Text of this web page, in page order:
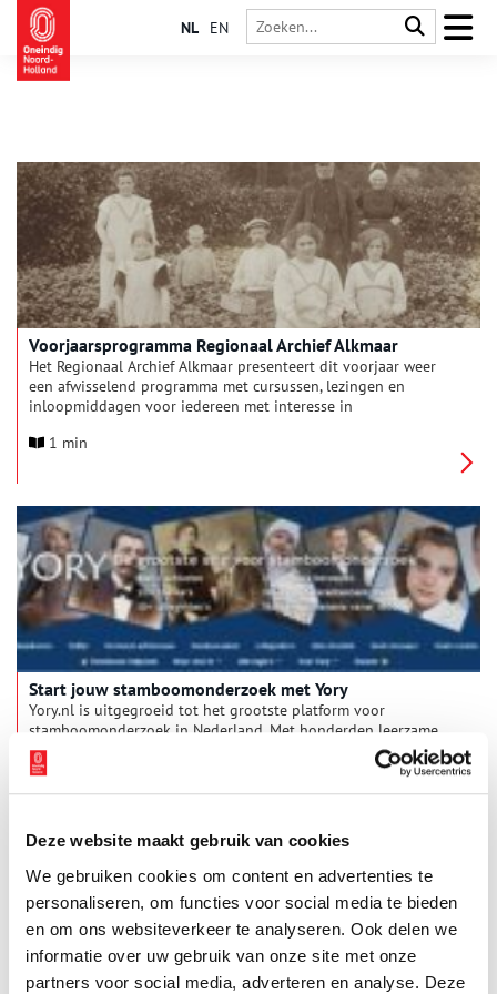
Deze website maakt gebruik van cookies
We gebruiken cookies om content en advertenties te
personaliseren, om functies voor social media te bieden
en om ons websiteverkeer te analyseren. Ook delen we
informatie over uw gebruik van onze site met onze
partners voor social media, adverteren en analyse. Deze
NL EN
Voorjaarsprogramma Regionaal Archief Alkmaar
Het Regionaal Archief Alkmaar presenteert dit voorjaar weer
een afwisselend programma met cursussen, lezingen en
inloopmiddagen voor iedereen met interesse in
1 min
Start jouw stamboomonderzoek met Yory
Yory.nl is uitgegroeid tot het grootste platform voor
stamboomonderzoek in Nederland. Met honderden leerzame
artikelen, duizenden verwijzingen naar archiefbronnen,
handige overzichten en tientallen uitlegvideo’s – allemaal
gratis toegankelijk.